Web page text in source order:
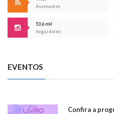
Assinantes
53,6 mil
Seguidores
EVENTOS
Confira a